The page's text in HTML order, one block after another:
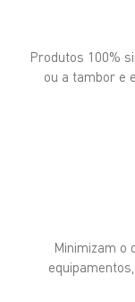
Produtos 100%
ou a tambor e
Minimizam o